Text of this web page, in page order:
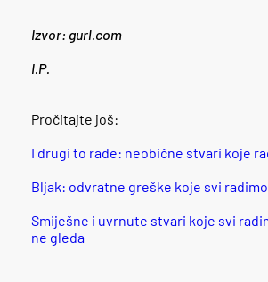
Izvor: gurl.com
I.P.
Pročitajte još:
I drugi to rade: neobične stvari koje
Bljak: odvratne greške koje svi
Smiješne i uvrnute stvari koje svi
ne gleda